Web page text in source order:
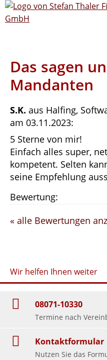
Das sagen
Mandanten
S.K. aus Halfing,
am 03.11.2023:
5 Sterne von mir!
Einfach alles super,
kompetent. Selten
seine Empfehlung
Bewertung:
« alle Bewertungen
Wir helfen Ihnen weiter
08071-10330
Termine nach
Kontaktformular
Nutzen Sie das